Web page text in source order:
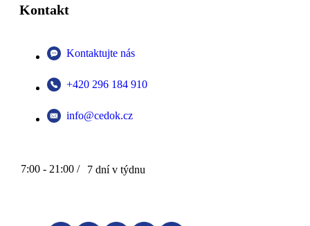
Kontakt
Kontaktujte nás
+420 296 184 910
info@cedok.cz
7:00 - 21:00 / 7 dní v týdnu